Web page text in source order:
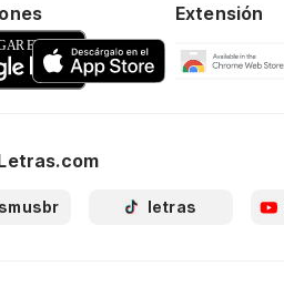
Extensión
letras